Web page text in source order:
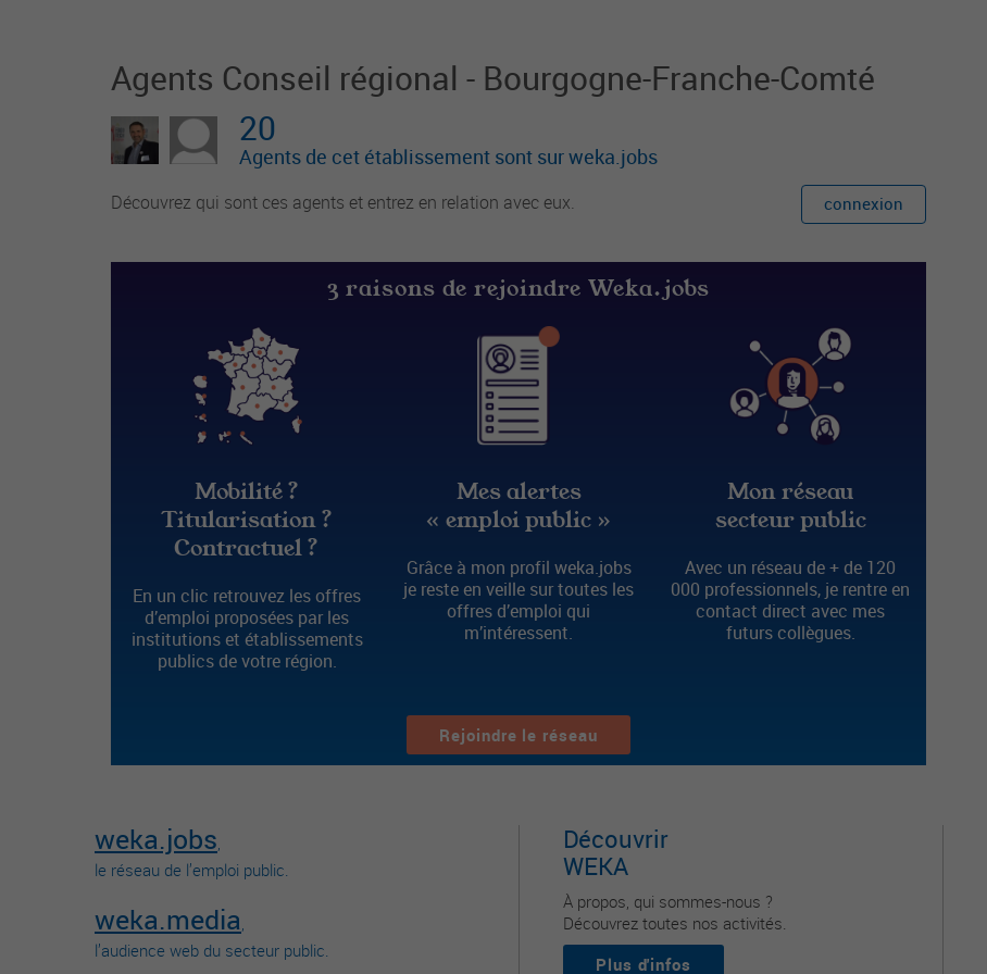
Agents Conseil régional - Bourgogne-Franche-Comté
20
Agents de cet établissement sont sur weka.jobs
Découvrez qui sont ces agents et entrez en relation avec eux. connexion
3 raisons de rejoindre Weka.jobs
Mobilité ?
Titularisation ?
Contractuel ?
En un clic retrouvez les offres
d’emploi proposées par les
institutions et établissements
publics de votre région.
Mes alertes
« emploi public »
Grâce à mon profil weka.jobs
je reste en veille sur toutes les
offres d’emploi qui
m’intéressent.
Mon réseau
secteur public
Avec un réseau de + de 120
000 professionnels, je rentre en
contact direct avec mes
futurs collègues.
Rejoindre le réseau
weka.jobs,
le réseau de l’emploi public.
weka.media,
l’audience web du secteur public.
Découvrir
WEKA
À propos, qui sommes-nous ?
Découvrez toutes nos activités.
Plus d'infos